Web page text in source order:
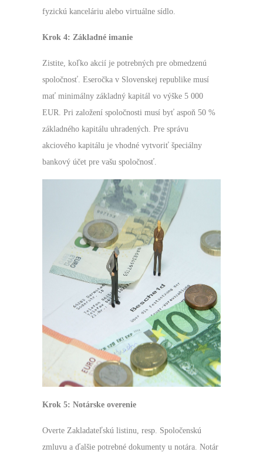
fyzickú kanceláriu alebo virtuálne sídlo.
Krok 4: Základné imanie
Zistite, koľko akcií je potrebných pre obmedzenú
spoločnosť. Eseročka v Slovenskej republike musí
mať minimálny základný kapitál vo výške 5 000
EUR. Pri založení spoločnosti musí byť aspoň 50 %
základného kapitálu uhradených. Pre správu
akciového kapitálu je vhodné vytvoriť špeciálny
bankový účet pre vašu spoločnosť.
Krok 5: Notárske overenie
Overte Zakladateľskú listinu, resp. Spoločenskú
zmluvu a ďalšie potrebné dokumenty u notára. Notár